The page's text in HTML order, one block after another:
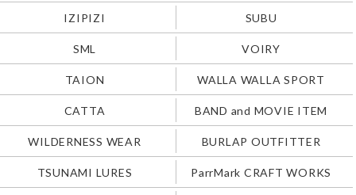
IZIPIZI SUBU
SML VOIRY
TAION WALLA WALLA SPORT
CATTA BAND and MOVIE ITEM
WILDERNESS WEAR BURLAP OUTFITTER
TSUNAMI LURES ParrMark CRAFT WORKS